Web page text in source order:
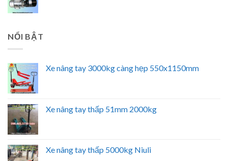
NỔI BẬT
Xe nâng tay 3000kg càng hẹp 550x1150mm
Xe nâng tay thấp 51mm 2000kg
Xe nâng tay thấp 5000kg Niuli